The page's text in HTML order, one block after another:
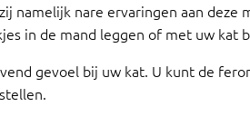
namelijk nare ervaringen aan deze
in de mand leggen of met uw kat
gevoel bij uw kat. U kunt de